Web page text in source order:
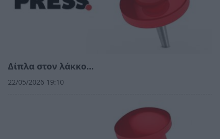
Δίπλα στον λάκκο…
22/05/2026 19:10